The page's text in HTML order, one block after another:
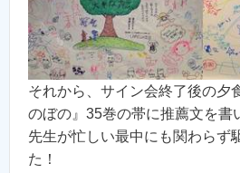
それから、サイン会終了後の夕
のぼの』35巻の帯に推薦文を書
先生が忙しい最中にも関わらず
た！